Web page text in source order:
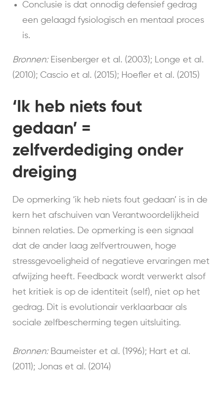
Conclusie is dat onnodig defensief gedrag
een gelaagd fysiologisch en mentaal proces
is.
Bronnen:Eisenberger et al. (2003); Longe et al.
(2010); Cascio et al. (2015); Hoefler et al. (2015)
‘Ik heb niets fout
gedaan’ =
zelfverdediging onder
dreiging
De opmerking ‘ik heb niets fout gedaan’ is in de
kern het afschuiven van Verantwoordelijkheid
binnen relaties. De opmerking is een signaal
dat de ander laag zelfvertrouwen, hoge
stressgevoeligheid of negatieve ervaringen met
afwijzing heeft. Feedback wordt verwerkt alsof
het kritiek is op de identiteit (self), niet op het
gedrag. Dit is evolutionair verklaarbaar als
sociale zelfbescherming tegen uitsluiting.
Bronnen:Baumeister et al. (1996); Hart et al.
(2011); Jonas et al. (2014)